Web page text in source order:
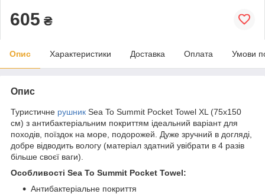
605 ₴
Опис Характеристики Доставка Оплата Умови
Опис
Туристичне рушник Sea To Summit Pocket Towel XL (75x150
см) з антибактеріальним покриттям ідеальний варіант для
походів, поїздок на море, подорожей. Дуже зручний в догляді,
добре відводить вологу (матеріал здатний увібрати в 4 разів
більше своєї ваги).
Особливості Sea To Summit Pocket Towel:
Антибактеріальне покриття